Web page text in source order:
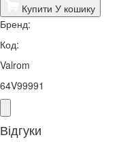
Купити У кошику
Бренд:
Код:
Valrom
64V99991
Відгуки